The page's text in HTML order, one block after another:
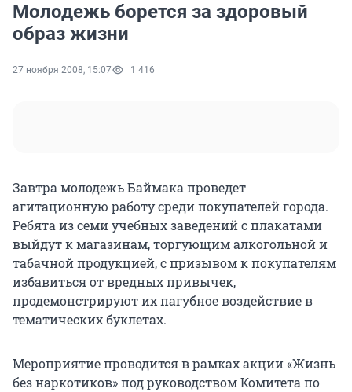
Молодежь борется за здоровый
образ жизни
27 ноября 2008, 15:07 1 416
Завтра молодежь Баймака проведет
агитационную работу среди покупателей города.
Ребята из семи учебных заведений с плакатами
выйдут к магазинам, торгующим алкогольной и
табачной продукцией, с призывом к покупателям
избавиться от вредных привычек,
продемонстрируют их пагубное воздействие в
тематических буклетах.
Мероприятие проводится в рамках акции «Жизнь
без наркотиков» под руководством Комитета по